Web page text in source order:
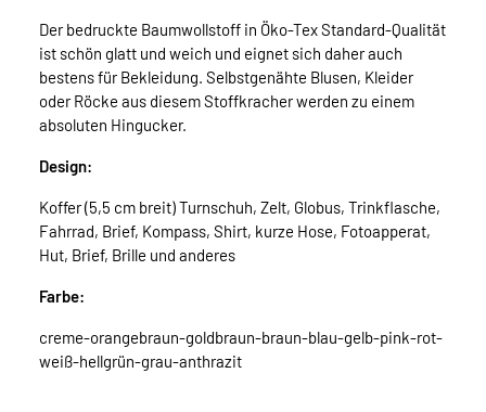
Der bedruckte Baumwollstoff in Öko-Tex Standard-Qualität
ist schön glatt und weich und eignet sich daher auch
bestens für Bekleidung. Selbstgenähte Blusen, Kleider
oder Röcke aus diesem Stoffkracher werden zu einem
absoluten Hingucker.
Design:
Koffer (5,5 cm breit) Turnschuh, Zelt, Globus, Trinkflasche,
Fahrrad, Brief, Kompass, Shirt, kurze Hose, Fotoapperat,
Hut, Brief, Brille und anderes
Farbe:
creme-orangebraun-goldbraun-braun-blau-gelb-pink-rot-
weiß-hellgrün-grau-anthrazit